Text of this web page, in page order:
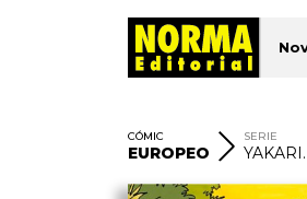
CÓMIC
EUROPEO
SERIE